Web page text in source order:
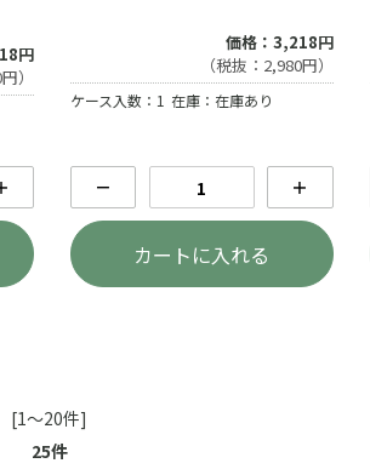
円
）
価格：3,218円
（税抜：2,980円）
ケース入数：1 在庫：在庫あり
－ ＋
カートに入れる
[1～20件]
25件